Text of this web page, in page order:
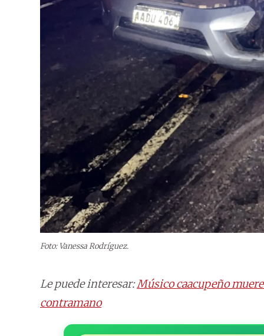
Foto: Vanessa Rodríguez.
Le puede interesar:Músico caacupeño
contramano